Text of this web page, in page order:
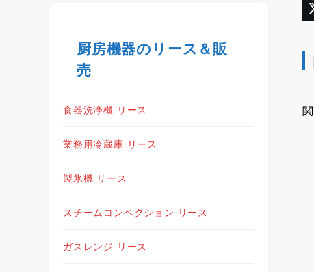
厨房機器のリース＆販
売
食器洗浄機 リース
業務用冷蔵庫 リース
製氷機 リース
スチームコンベクション リース
ガスレンジ リース